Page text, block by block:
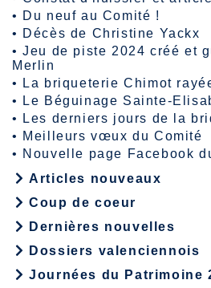
• Du neuf au Comité !
• Décès de Christine Yackx
•Jeu de piste 2024 créé et
Merlin
•
La briqueterie Chimot
•
Le Béguinage Sainte-
•
Les derniers jours de la
• Meilleurs vœux du Comité
• Nouvelle page Facebook
Articles nouveaux
Coup de coeur
Dernières nouvelles
Dossiers valenciennois
Journées du Patrimoine